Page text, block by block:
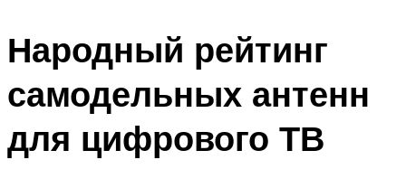
Народный рейтинг
самодельных антенн
для цифрового ТВ